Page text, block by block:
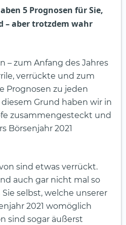
5 Prognosen für Sie,
– aber trotzdem wahr
– zum Anfang des Jahres
verrückte und zum
Prognosen zu jeden
Grund haben wir in
zusammengesteckt und
Börsenjahr 2021
sind etwas verrückt.
auch gar nicht mal so
selbst, welche unserer
2021 womöglich
sind sogar äußerst